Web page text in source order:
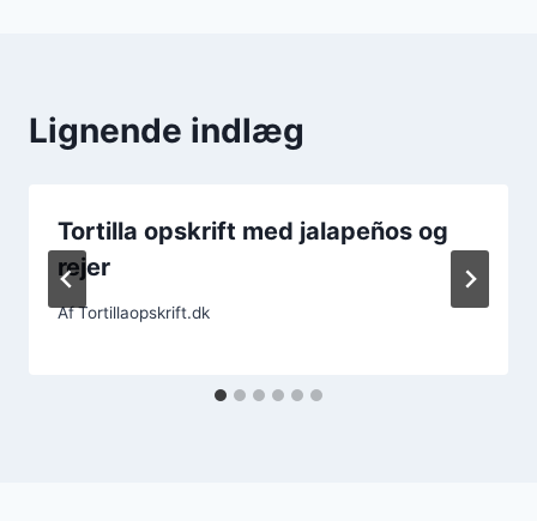
Lignende indlæg
Tortilla opskrift med jalapeños og
rejer
AfTortillaopskrift.dk